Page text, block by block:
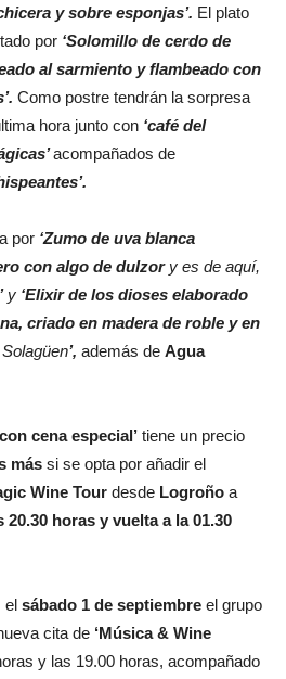
y sobre esponjas’. El plato
por ‘Solomillo de cerdo de
al sarmiento y flambeado con
Como postre tendrán la sorpresa
hora junto con ‘café del
acompañados de
por ‘Zumo de uva blanca
con algo de dulzor y es de aquí,
y ‘Elixir de los dioses elaborado
criado en madera de roble y en
’, además de Agua
cena especial’ tiene un precio
más si se opta por añadir el
Wine Tour desde Logroño a
horas y vuelta a la 01.30
el sábado 1 de septiembre el grupo
cita de ‘Música & Wine
y las 19.00 horas, acompañado